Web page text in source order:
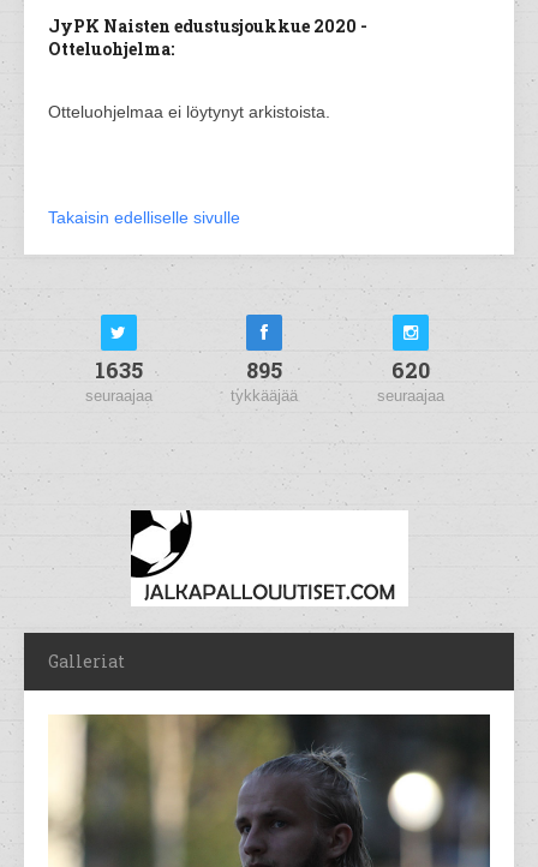
JyPK Naisten edustusjoukkue 2020 -
Otteluohjelma:
Otteluohjelmaa ei löytynyt arkistoista.
Takaisin edelliselle sivulle
1635
seuraajaa
895
tykkääjää
620
seuraajaa
Galleriat